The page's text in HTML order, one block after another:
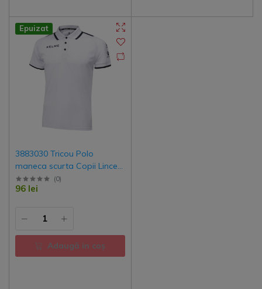
Epuizat
3883030 Tricou Polo
maneca scurta Copii Lince
Kelme
(0)
96 lei
Adaugă in coş